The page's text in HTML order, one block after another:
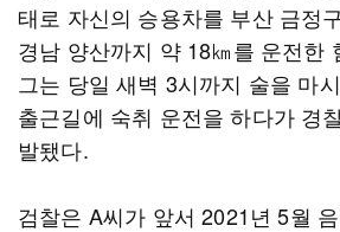
태로 자신의 승용차를 부산 금정
경남 양산까지 약 18㎞를 운전한
그는 당일 새벽 3시까지 술을 마
출근길에 숙취 운전을 하다가 경
발됐다.
검찰은 A씨가 앞서 2021년 5월